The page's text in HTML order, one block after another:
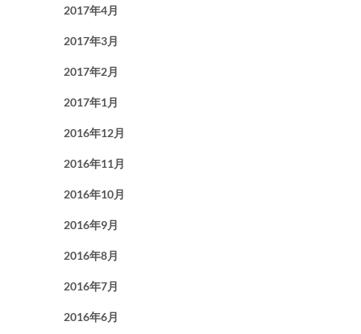
2017年4月
2017年3月
2017年2月
2017年1月
2016年12月
2016年11月
2016年10月
2016年9月
2016年8月
2016年7月
2016年6月